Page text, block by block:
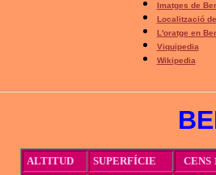
Imatges de
Localització
L'oratge en
Viquipedia
Wikipedia
ALTITUD SUPERFÍCIE CENS